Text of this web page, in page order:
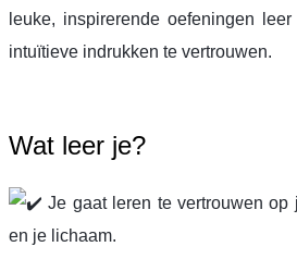
leuke, inspirerende oefeningen
intuïtieve indrukken te vertrouwen.
Wat leer je?
Je gaat leren te vertrouwen op
en je lichaam.